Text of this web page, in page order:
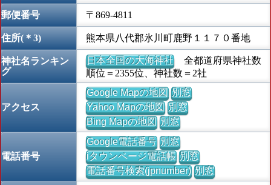
郵便番号 〒869-4811
住所(＊3) 熊本県八代郡氷川町鹿野１１７０番地
神社名ランキン
グ
日本全国の大海神社全都道府県神社数
順位＝2355位、神社数＝2社
アクセス
Google Mapの地図 別窓
Yahoo Mapの地図 別窓
Bing Mapの地図 別窓
電話番号
Google電話番号 別窓
iタウンページ電話帳 別窓
電話番号検索(jpnumber) 別窓